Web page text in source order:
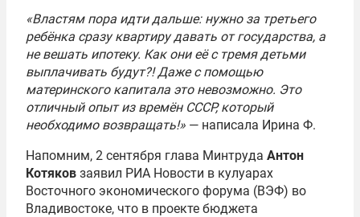
«Властям пора идти дальше: нужно за третьего
ребёнка сразу квартиру давать от государства, а
не вешать ипотеку. Как они её с тремя детьми
выплачивать будут?! Даже с помощью
материнского капитала это невозможно. Это
отличный опыт из времён СССР, который
необходимо возвращать!» — написала Ирина Ф.
Напомним, 2 сентября глава Минтруда Антон
Котяков заявил РИА Новости в кулуарах
Восточного экономического форума (ВЭФ) во
Владивостоке, что в проекте бюджета